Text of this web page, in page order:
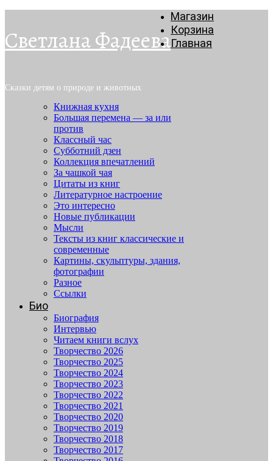
Светлана Фадеева
Сказки детям о природе и животных
Магазин
Корзина
Главная
Книжная кухня
Большая перемена — за или
против
Классный час
Субботний дзен
Коллекция впечатлений
За чашкой чая
Цитаты из книг
Литературное настроение
Это интересно
Новые публикации
Мысли
Тексты из книг классические и
современные
Картины, скульптуры, здания,
фотографии
Разное
Ссылки
Био
Биография
Интервью
Читаем книги вслух
Творчество 2026
Творчество 2025
Творчество 2024
Творчество 2023
Творчество 2022
Творчество 2021
Творчество 2020
Творчество 2019
Творчество 2018
Творчество 2017